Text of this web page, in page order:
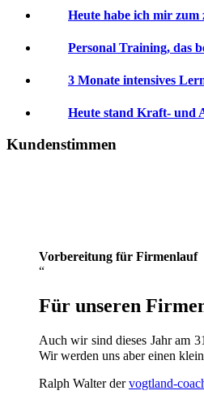
Heute habe ich mir
Personal Training, das
3 Monate intensives
Heute stand Kraft- und
Kundenstimmen
Vorbereitung für Firmenlauf
Für unseren
Auch wir sind dieses Jahr am
Wir werden uns aber einen
Ralph Walter dervogtland-